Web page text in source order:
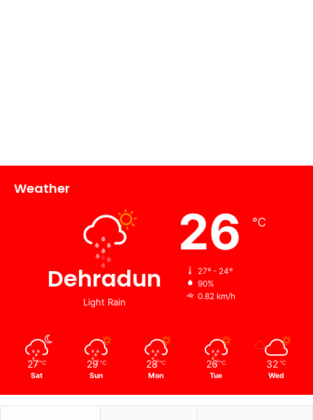
Weather
Dehradun
Light Rain
26 ℃
27º - 24º
90%
0.82 km/h
27 ℃
Sat
29 ℃
Sun
28 ℃
Mon
26 ℃
Tue
32 ℃
Wed